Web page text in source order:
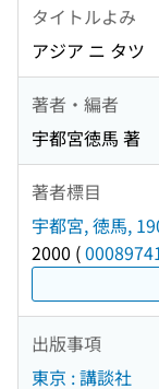
タイトルよみ
アジア ニ タツ
著者・編者
宇都宮徳馬 著
著者標目
宇都宮, 徳馬,
2000 (
出版事項
東京 : 講談社